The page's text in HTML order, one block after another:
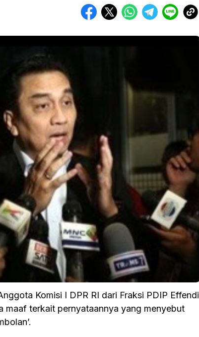
Komisi I DPR RI dari Fraksi PDIP Effendi
maaf terkait pernyataannya yang menyebut